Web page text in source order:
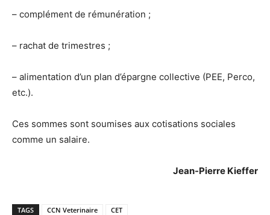
– complément de rémunération ;
– rachat de trimestres ;
– alimentation d’un plan d’épargne collective (PEE, Perco,
etc.).
Ces sommes sont soumises aux cotisations sociales
comme un salaire.
Jean-Pierre Kieffer
TAGS CCN Veterinaire CET